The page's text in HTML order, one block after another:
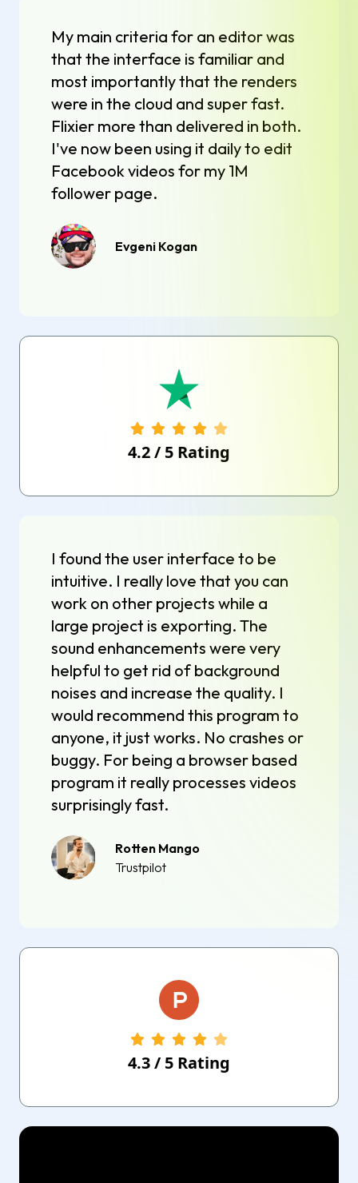
My main criteria for an editor was
that the interface is familiar and
most importantly that the renders
were in the cloud and super fast.
Flixier more than delivered in both.
I've now been using it daily to edit
Facebook videos for my 1M
follower page.
Evgeni Kogan
4.2/ 5 Rating
I found the user interface to be
intuitive. I really love that you can
work on other projects while a
large project is exporting. The
sound enhancements were very
helpful to get rid of background
noises and increase the quality. I
would recommend this program to
anyone, it just works. No crashes or
buggy. For being a browser based
program it really processes videos
surprisingly fast.
Rotten Mango
Trustpilot
4.3/ 5 Rating